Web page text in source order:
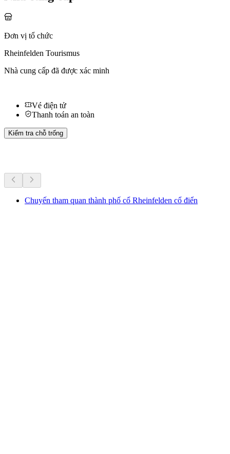
Đơn vị tổ chức
Rheinfelden Tourismus
Nhà cung cấp đã được xác minh
Vé điện tử
Thanh toán an toàn
Kiểm tra chỗ trống
Chuyến tham quan thành phố cổ Rheinfelden cổ điển